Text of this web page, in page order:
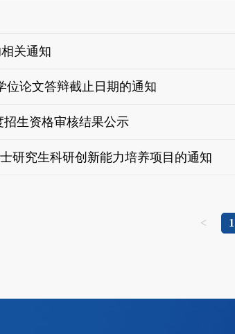
关通知
位论文答辩截止日期的通知
生资格审核结果公示
研究生科研创新能力培养项目的通知
< 1